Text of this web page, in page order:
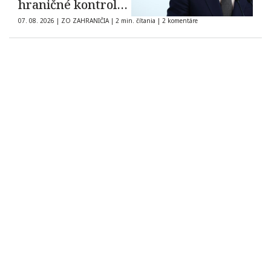
hraničné kontroly
španielskych
občanov
07. 08. 2026 | ZO ZAHRANIČIA | 2 min. čítania | 2 komentáre